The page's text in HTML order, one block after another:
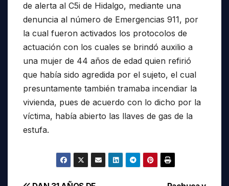
de alerta al C5i de Hidalgo, mediante una
denuncia al número de Emergencias 911, por
la cual fueron activados los protocolos de
actuación con los cuales se brindó auxilio a
una mujer de 44 años de edad quien refirió
que había sido agredida por el sujeto, el cual
presuntamente también tramaba incendiar la
vivienda, pues de acuerdo con lo dicho por la
víctima, había abierto las llaves de gas de la
estufa.